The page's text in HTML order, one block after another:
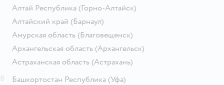
Алтай Республика (Горно-Алтайск)
Алтайский край (Барнаул)
Амурская область (Благовещенск)
Архангельская область (Архангельск)
Астраханская область (Астрахань)
Башкортостан Республика (Уфа)